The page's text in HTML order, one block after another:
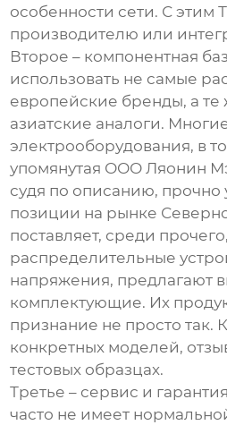
особенности сети. С этим
производителю или
Второе – компонентная
использовать не самые
европейские бренды, а те
азиатские аналоги.
электрооборудования, в
упомянутая ООО Ляонин
судя по описанию, прочно
позиции на рынке
поставляет, среди прочего,
распределительные
напряжения, предлагают
комплектующие. Их
признание не просто так.
конкретных моделей,
тестовых образцах.
Третье – сервис и
часто не имеет